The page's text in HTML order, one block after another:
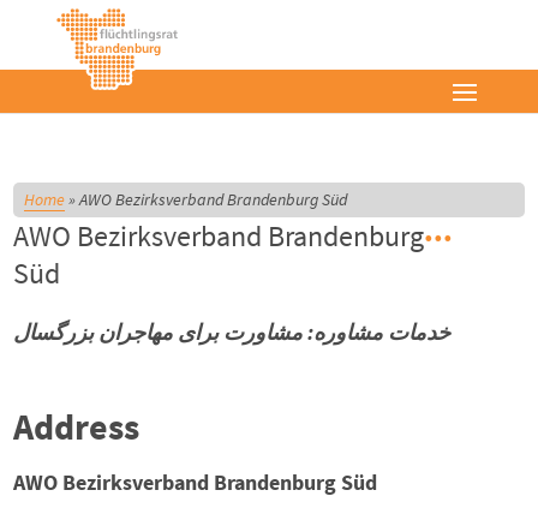
Home»AWO Bezirksverband Brandenburg Süd
AWO Bezirksverband Brandenburg
Süd
خدمات مشاوره: مشاورت براى مهاجران بزرگسال
Address
AWO Bezirksverband Brandenburg Süd